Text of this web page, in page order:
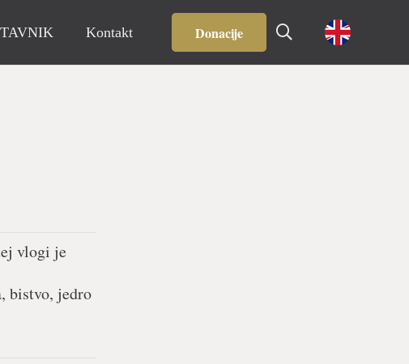
Kontakt Donacije
vlogi je
bistvo, jedro